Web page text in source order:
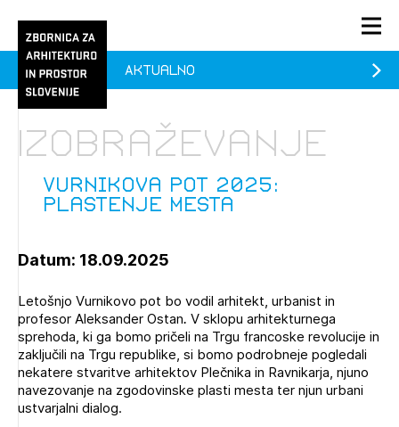
PRIJAVA
Članstvo
Praksa
1/1
Pozdravljeni
PRIJAVITE SE
Vurnikova pot 2025:
Plastenje mesta
Izobraževanje
Aktualno
Datum: 18.09.2025
Letošnjo Vurnikovo pot bo vodil arhitekt, urbanist in
profesor Aleksander Ostan. V sklopu arhitekturnega
sprehoda, ki ga bomo pričeli na Trgu francoske revolucije in
zaključili na Trgu republike, si bomo podrobneje pogledali
nekatere stvaritve arhitektov Plečnika in Ravnikarja, njuno
navezovanje na zgodovinske plasti mesta ter njun urbani
ustvarjalni dialog.
1/1
prijava
0)
1/2
Prijava na novičnik
Novičnike. Označite svojo izbiro.
Mesečni novičnik
Novičnik izobraževanj
Novičnik natečajev